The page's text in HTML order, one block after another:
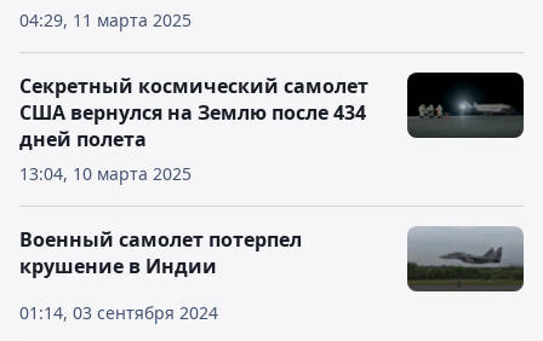
04:29, 11 марта 2025
13:04, 10 марта 2025
Секретный космический самолет
США вернулся на Землю после 434
дней полета
01:14, 03 сентября 2024
Военный самолет потерпел
крушение в Индии